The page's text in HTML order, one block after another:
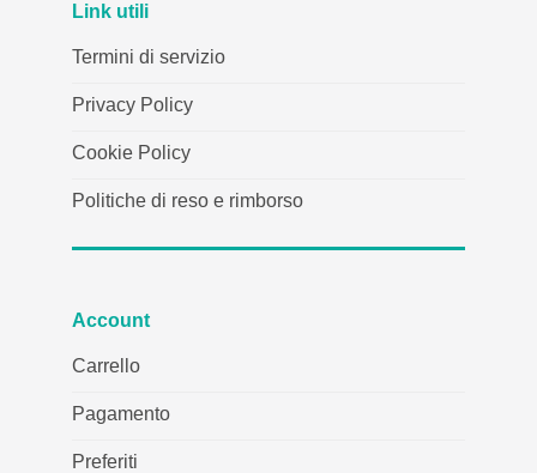
Link utili
Termini di servizio
Privacy Policy
Cookie Policy
Politiche di reso e rimborso
Account
Carrello
Pagamento
Preferiti